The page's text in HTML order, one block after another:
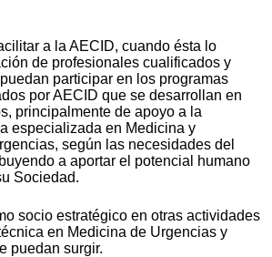
a la AECID, cuando ésta lo
de profesionales cualificados y
participar en los programas
por AECID que se desarrollan en
principalmente de apoyo a la
especializada en Medicina y
según las necesidades del
a aportar el potencial humano
Sociedad.
socio estratégico en otras actividades
en Medicina de Urgencias y
puedan surgir.